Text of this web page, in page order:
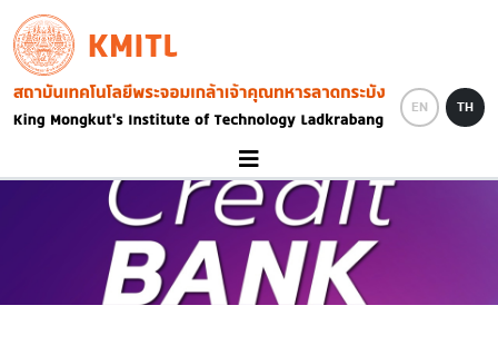
Skip to main content
KMITL
Image
EN TH